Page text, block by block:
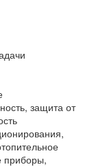
защита от
приборы,